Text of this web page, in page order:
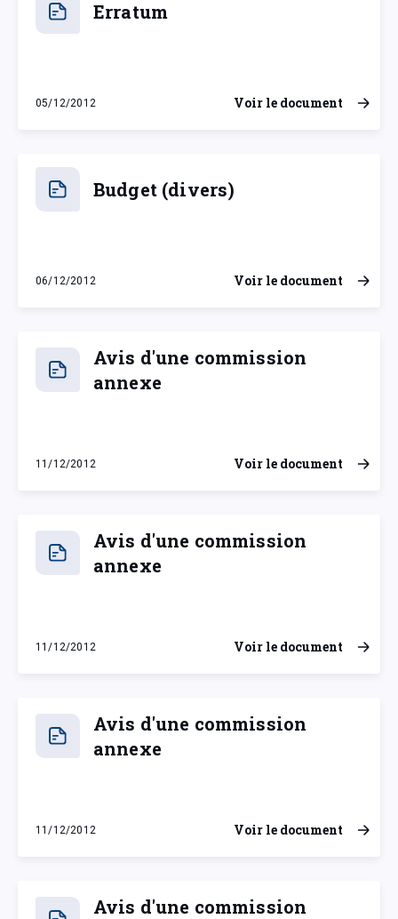
Erratum
05/12/2012
mercredi 5 décembre 2012
Voir le document
Budget (divers)
06/12/2012
jeudi 6 décembre 2012
Voir le document
Avis d'une commission
annexe
11/12/2012
mardi 11 décembre 2012
Voir le document
Avis d'une commission
annexe
11/12/2012
mardi 11 décembre 2012
Voir le document
Avis d'une commission
annexe
11/12/2012
mardi 11 décembre 2012
Voir le document
Avis d'une commission